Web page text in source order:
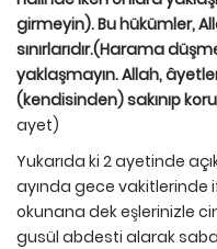
girmeyin). Bu hükümler,
sınırlarıdır.(Harama
yaklaşmayın. Allah,
(kendisinden) sakınıp
ayet)
Yukarıda ki 2 ayetinde
ayında gece vakitlerinde
okunana dek eşlerinizle
gusül abdesti alarak